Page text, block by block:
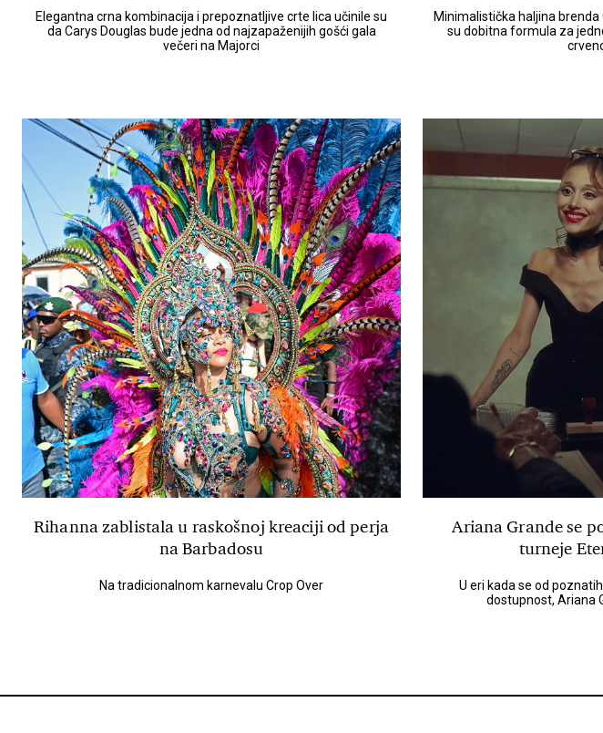
Elegantna crna kombinacija i prepoznatljive crte lica učinile su
da Carys Douglas bude jedna od najzapaženijih gošći gala
večeri na Majorci
Minimalistička haljina
su dobitna formula za
Rihanna zablistala u raskošnoj kreaciji od perja
na Barbadosu
Na tradicionalnom karnevalu Crop Over
Ariana Grande se
turneje
U eri kada se od
dostupnost, Ariana